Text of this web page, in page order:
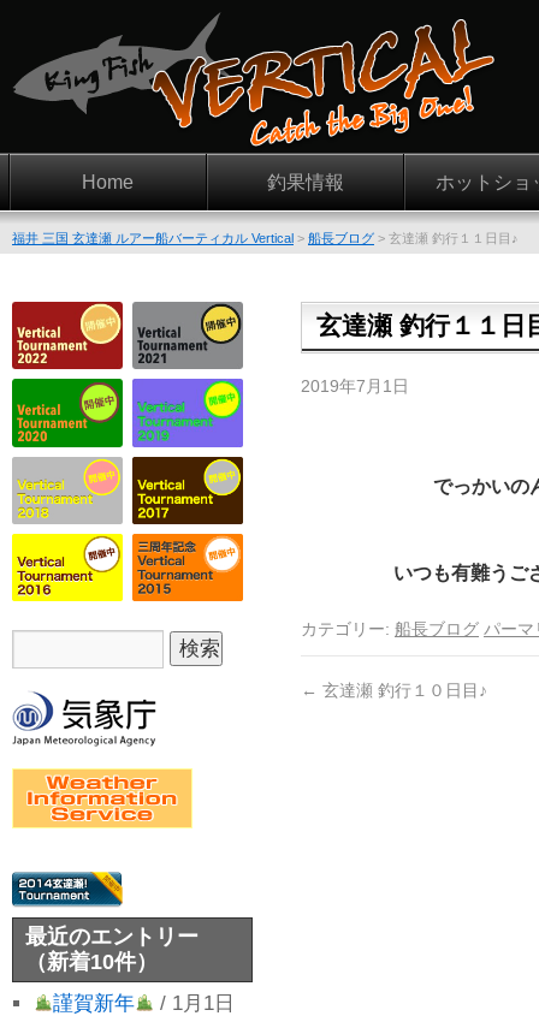
Home 釣果情報 ホットショ
福井 三国 玄達瀬 ルアー船バーティカル Vertical > 船長ブログ > 玄達瀬 釣行１１日目♪
玄達瀬 釣行１１日
2019年7月1日
でっかいの
いつも有難うご
カテゴリー: 船長ブログ パーマ
← 玄達瀬 釣行１０日目♪
最近のエントリー
（新着10件）
謹賀新年
/ 1月1日